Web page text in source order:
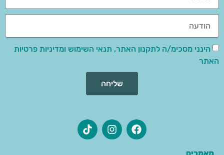
הינני מסכימ/ה לתקנון האתר, תנאי השימוש ומדיניות פרטיות
האתר
שליחה